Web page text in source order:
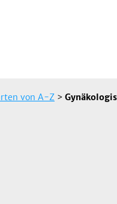
von A-Z >